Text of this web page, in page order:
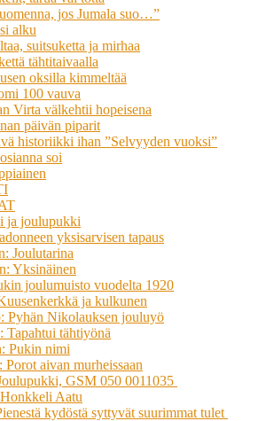
jos Jumala suo…”
alku
suitsuketta ja mirhaa
tähtitaivaalla
oksilla kimmeltää
100 vauva
Virta välkehtii hopeisena
päivän piparit
historiikki ihan ”Selvyyden vuoksi”
soi
ja joulupukki
yksisarvisen tapaus
Joulutarina
Yksinäinen
joulumuisto vuodelta 1920
ja kulkunen
Pyhän Nikolauksen jouluyö
Tapahtui tähtiyönä
Pukin nimi
Porot aivan murheissaan
GSM 050 0011035
Aatu
kydöstä syttyvät suurimmat tulet